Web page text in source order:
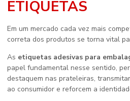
ETIQUETAS
Em um mercado cada vez mais
correta dos produtos se torna vital
As etiquetas adesivas para
papel fundamental nesse sentido,
destaquem nas prateleiras,
ao consumidor e reforcem a